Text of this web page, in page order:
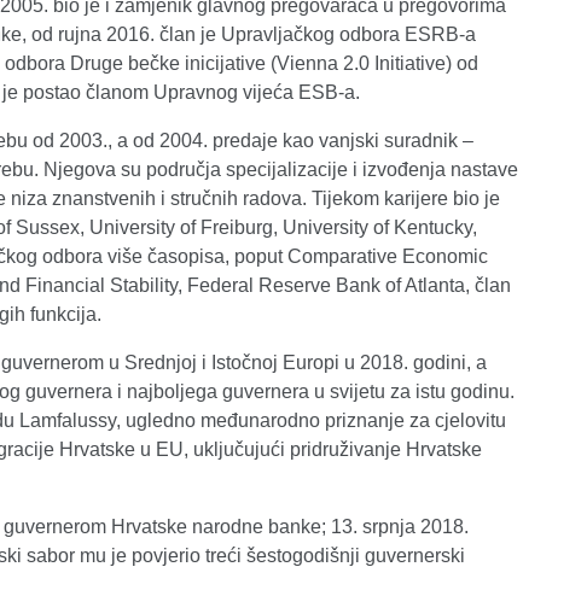
bio je i zamjenik glavnog pregovarača u pregovorima
od rujna 2016. član je Upravljačkog odbora ESRB-a
Druge bečke inicijative (Vienna 2.0 Initiative) od
postao članom Upravnog vijeća ESB-a.
od 2003., a od 2004. predaje kao vanjski suradnik –
Njegova su područja specijalizacije i izvođenja nastave
znanstvenih i stručnih radova. Tijekom karijere bio je
University of Freiburg, University of Kentucky,
odbora više časopisa, poput Comparative Economic
Financial Stability, Federal Reserve Bank of Atlanta, član
funkcija.
u Srednjoj i Istočnoj Europi u 2018. godini, a
guvernera i najboljega guvernera u svijetu za istu godinu.
Lamfalussy, ugledno međunarodno priznanje za cjelovitu
Hrvatske u EU, uključujući pridruživanje Hrvatske
Hrvatske narodne banke; 13. srpnja 2018.
sabor mu je povjerio treći šestogodišnji guvernerski